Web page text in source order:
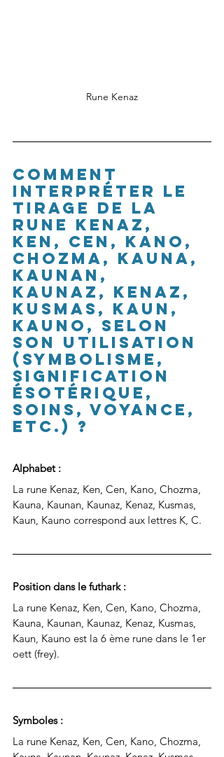
Rune Kenaz
Comment
interpréter le
tirage de la
rune Kenaz,
Ken, Cen, Kano,
Chozma, Kauna,
Kaunan,
Kaunaz, Kenaz,
Kusmas, Kaun,
Kauno, selon
son utilisation
(symbolisme,
signification
ésotérique,
soins, voyance,
etc.) ?
Alphabet :
La rune Kenaz, Ken, Cen, Kano, Chozma,
Kauna, Kaunan, Kaunaz, Kenaz, Kusmas,
Kaun, Kauno correspond aux lettres K, C.
Position dans le futhark :
La rune Kenaz, Ken, Cen, Kano, Chozma,
Kauna, Kaunan, Kaunaz, Kenaz, Kusmas,
Kaun, Kauno est la 6 ème rune dans le 1er
oett (frey).
Symboles :
La rune Kenaz, Ken, Cen, Kano, Chozma,